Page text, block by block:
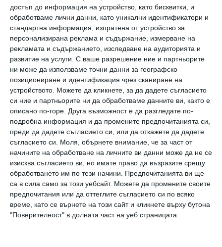
достъп до информация на устройство, като бисквитки, и
обработваме лични данни, като уникални идентификатори и
стандартна информация, изпратена от устройство за
персонализирана реклама и съдържание, измерване на
рекламата и съдържанието, изследване на аудиторията и
развитие на услуги. С ваше разрешение ние и партньорите
ни може да използваме точни данни за географско
позициониране и идентификация чрез сканиране на
устройството. Можете да кликнете, за да дадете съгласието
си ние и партньорите ни да обработваме данните ви, както е
описано по-горе. Друга възможност е да разгледате по-
подробна информация и да промените предпочитанията си,
преди да дадете съгласието си, или да откажете да дадете
съгласието си. Моля, обърнете внимание, че за част от
начините на обработване на личните ви данни може да не се
изисква съгласието ви, но имате право да възразите срещу
обработването им по тези начини. Предпочитанията ви ще
са в сила само за този уебсайт. Можете да промените своите
предпочитания или да оттеглите съгласието си по всяко
време, като се върнете на този сайт и кликнете върху бутона
"Поверителност" в долната част на уеб страницата.
Можете да го обясните на детето съвсем
просто: облаците са вода във въздуха.
Вятърът постоянно духа, издига се, охлажда
се и се смесва. Така се образуват различни
форми - сякаш някой извайва облаците от
много мек и постоянно движещ се материал.
Как вятърът и въздухът ги
променят